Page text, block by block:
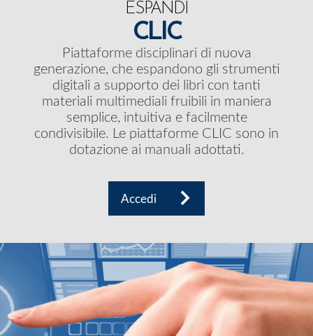
ESPANDI
CLIC
Piattaforme disciplinari di nuova
generazione, che espandono gli strumenti
digitali a supporto dei libri con tanti
materiali multimediali fruibili in maniera
semplice, intuitiva e facilmente
condivisibile. Le piattaforme CLIC sono in
dotazione ai manuali adottati.
Accedi